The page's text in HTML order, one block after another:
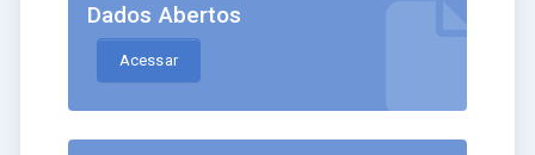
Dados Abertos
Acessar